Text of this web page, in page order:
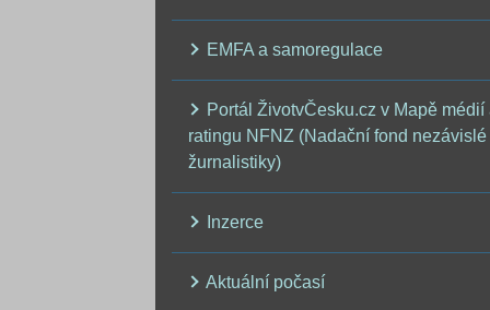
EMFA a samoregulace
Portál ŽivotvČesku.cz v Mapě médií
ratingu NFNZ (Nadační fond nezávislé
žurnalistiky)
Inzerce
Aktuální počasí